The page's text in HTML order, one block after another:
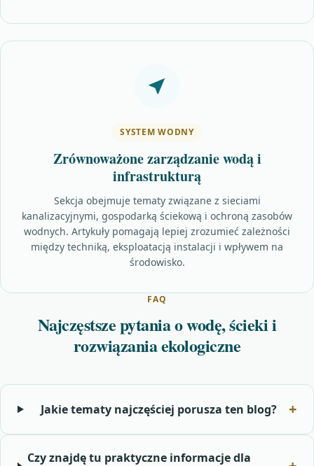
SYSTEM WODNY
Zrównoważone zarządzanie wodą i
infrastrukturą
Sekcja obejmuje tematy związane z sieciami
kanalizacyjnymi, gospodarką ściekową i ochroną zasobów
wodnych. Artykuły pomagają lepiej zrozumieć zależności
między techniką, eksploatacją instalacji i wpływem na
środowisko.
FAQ
Najczęstsze pytania o wodę, ścieki i
rozwiązania ekologiczne
Jakie tematy najczęściej porusza ten blog?
Czy znajdę tu praktyczne informacje dla